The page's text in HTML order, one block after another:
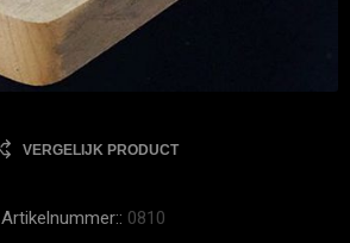
VERGELIJK PRODUCT
Artikelnummer:: 0810